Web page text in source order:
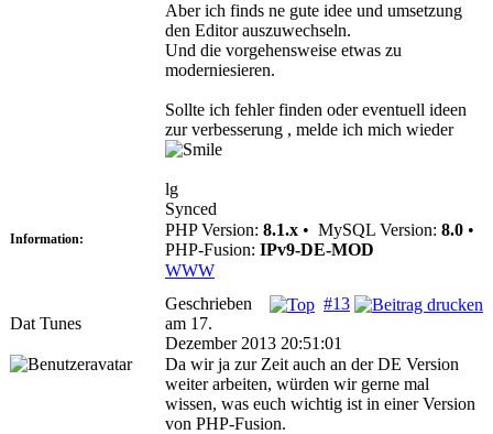
Aber ich finds ne gute idee und umsetzung
den Editor auszuwechseln.
Und die vorgehensweise etwas zu
moderniesieren.
Sollte ich fehler finden oder eventuell ideen
zur verbesserung , melde ich mich wieder
lg
Synced
Information: PHP Version: 8.1.x • MySQL Version: 8.0 •
PHP-Fusion: IPv9-DE-MOD
WWW
Dat Tunes
#13
Geschrieben
am 17.
Dezember 2013 20:51:01
Da wir ja zur Zeit auch an der DE Version
weiter arbeiten, würden wir gerne mal
wissen, was euch wichtig ist in einer Version
von PHP-Fusion.